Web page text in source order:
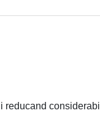
reducand